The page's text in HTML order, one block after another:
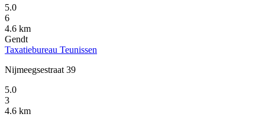
5.0
6
4.6 km
Gendt
Taxatiebureau Teunissen
Nijmeegsestraat 39
5.0
3
4.6 km